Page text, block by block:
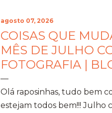
agosto 07, 2026
COISAS QUE
MÊS DE JULHO
FOTOGRAFIA |
Olá raposinhas, tudo bem
estejam todos bem!!! Julho